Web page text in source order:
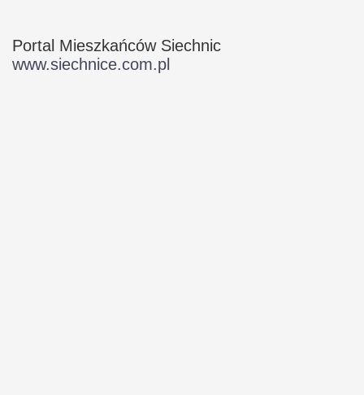
Portal Mieszkańców Siechnic
www.siechnice.com.pl